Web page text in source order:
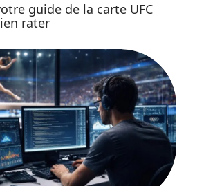
guide de la carte UFC
rater